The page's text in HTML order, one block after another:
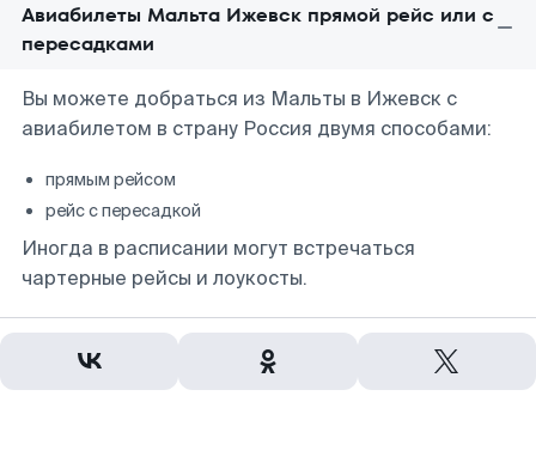
Авиабилеты Мальта Ижевск прямой рейс или с
пересадками
Вы можете добраться из Мальты в Ижевск с
авиабилетом в страну Россия двумя способами:
прямым рейсом
рейс с пересадкой
Иногда в расписании могут встречаться
чартерные рейсы и лоукосты.